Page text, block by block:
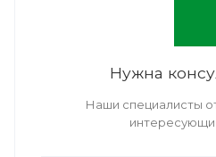
Нужна
Наши специалисты